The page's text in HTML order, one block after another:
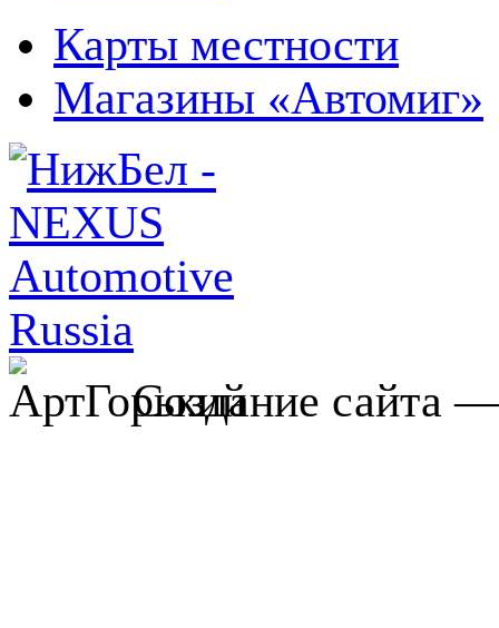
Карты местности
Магазины «Автомиг»
Создание сайта